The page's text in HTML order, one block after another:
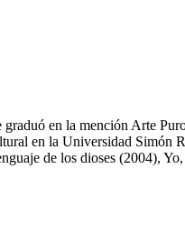
en la mención Arte
en la Universidad
de los dioses (2004),